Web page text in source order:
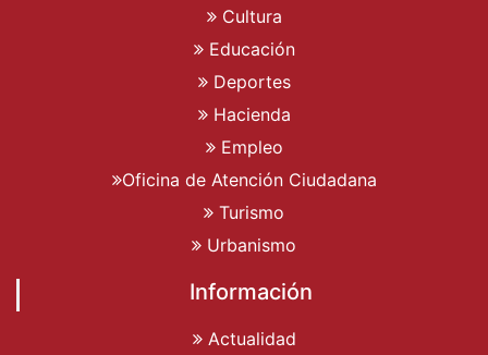
Cultura
Educación
Deportes
Hacienda
Empleo
Oficina de Atención Ciudadana
Turismo
Urbanismo
Información
Actualidad